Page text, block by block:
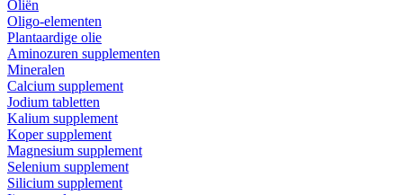
Oliën
Oligo-elementen
Plantaardige olie
Aminozuren supplementen
Mineralen
Calcium supplement
Jodium tabletten
Kalium supplement
Koper supplement
Magnesium supplement
Selenium supplement
Silicium supplement